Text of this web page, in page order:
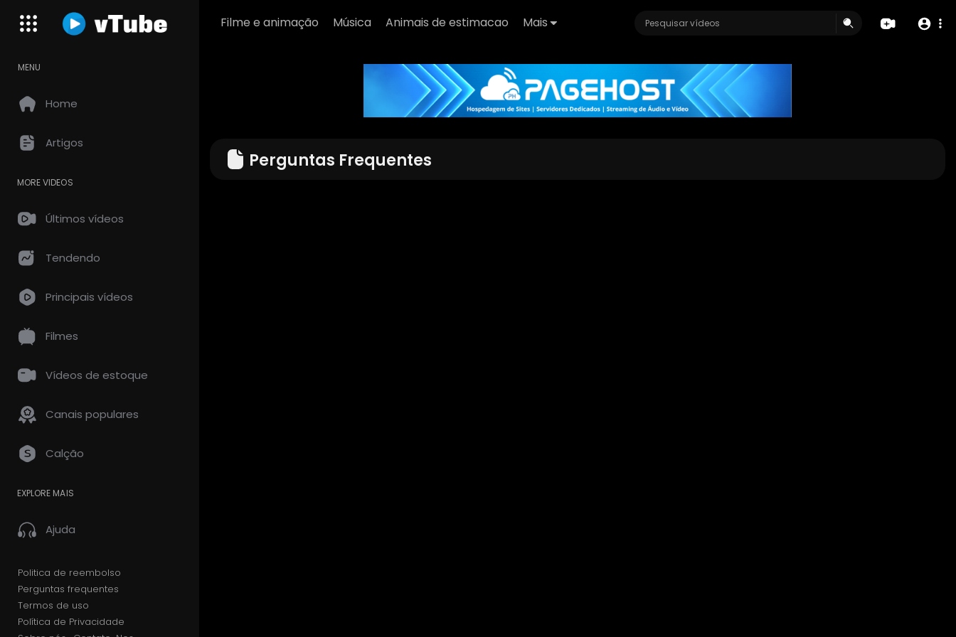
Filme e animação Música Animais de estimacao Mais
MENU
Home
Artigos
MORE VIDEOS
Últimos vídeos
Tendendo
Principais vídeos
Filmes
Vídeos de estoque
Canais populares
Calção
EXPLORE MAIS
Ajuda
Politica de reembolso
Perguntas frequentes
Termos de uso
Política de Privacidade
Perguntas Frequentes